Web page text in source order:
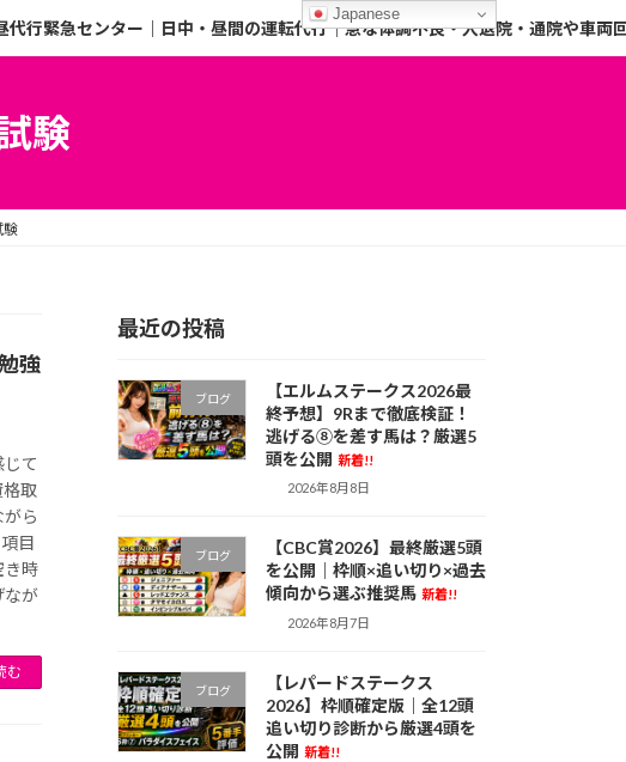
代行緊急センター｜日中・昼間の運転代行｜急な体調不良・入退院・通院や車両
験
験
強
て
取
ら
目
き時
なが
む
最近の投稿
ブログ
【エルムステークス2026最
終予想】9Rまで徹底検証！
逃げる⑧を差す馬は？厳選5
頭を公開 新着!!
2026年8月8日
ブログ
【CBC賞2026】最終厳選5頭
を公開｜枠順×追い切り×過去
傾向から選ぶ推奨馬 新着!!
2026年8月7日
ブログ
【レパードステークス
2026】枠順確定版｜全12頭
追い切り診断から厳選4頭を
公開 新着!!
Japanese